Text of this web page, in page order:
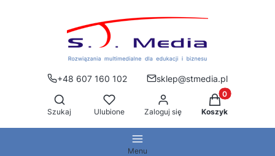
+48 607 160 102
sklep@stmedia.pl
Otwórz wyszukiwarkę
Szukaj Ulubione Zaloguj się
Produkty w
Koszyk
Menu